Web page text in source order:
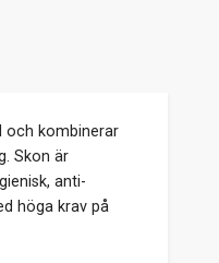
och kombinerar
Skon är
anti-
höga krav på